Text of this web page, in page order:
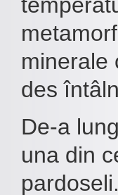
minerale
des
De-a
una din